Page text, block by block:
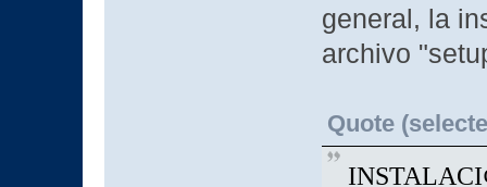
general, la
archivo
Quote